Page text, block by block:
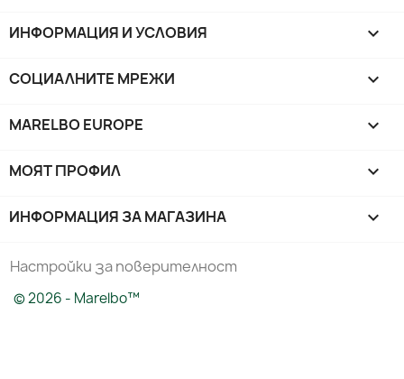
ИНФОРМАЦИЯ И УСЛОВИЯ 
СОЦИАЛНИТЕ МРЕЖИ 
MARELBO EUROPE 
МОЯТ ПРОФИЛ 
ИНФОРМАЦИЯ ЗА МАГАЗИНА keyboard_arrow_down
Настройки за поверителност
© 2026 - Marelbo™